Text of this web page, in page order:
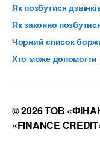
Як позбутися
Як законно
Чорний список
Хто може допомогти
© 2026 ТОВ
«FINANCE